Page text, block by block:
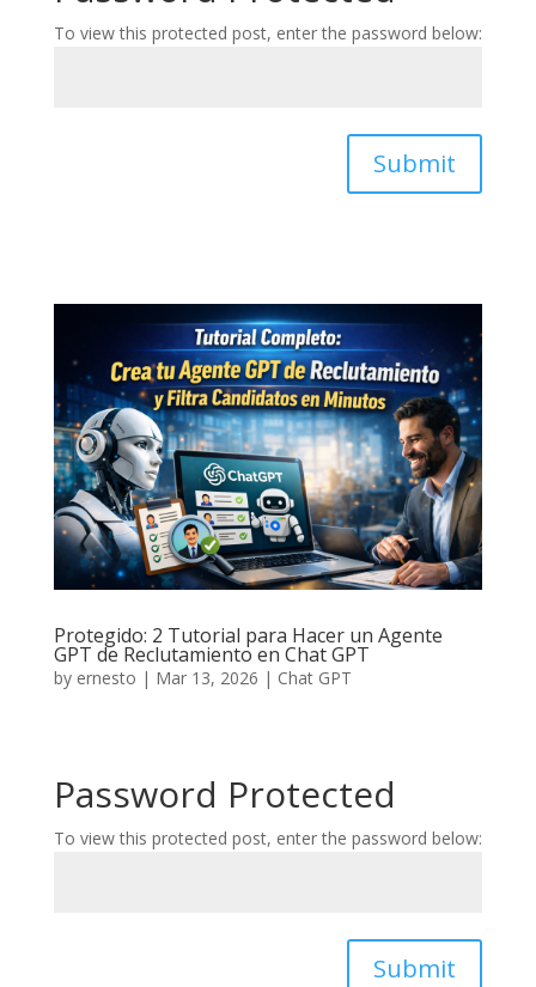
To view this protected post, enter the password below:
Submit
Protegido: 2 Tutorial para Hacer un Agente
GPT de Reclutamiento en Chat GPT
by ernesto | Mar 13, 2026 | Chat GPT
Password Protected
To view this protected post, enter the password below:
Submit